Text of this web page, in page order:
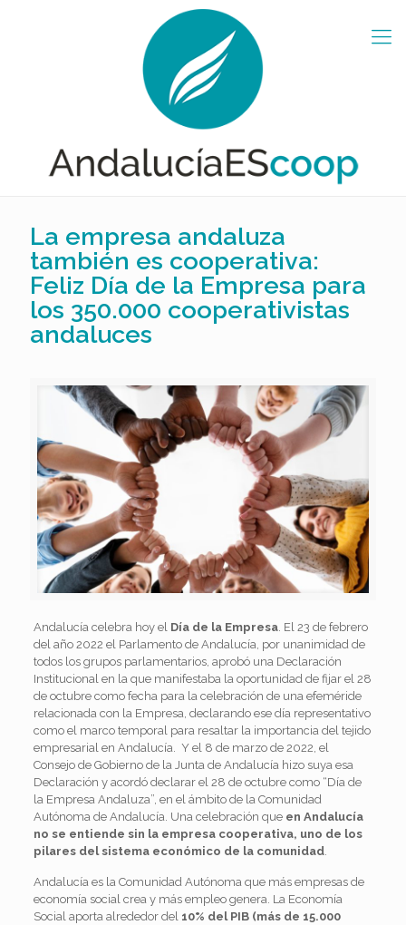
La empresa andaluza
también es cooperativa:
Feliz Día de la Empresa para
los 350.000 cooperativistas
andaluces
Andalucía celebra hoy el Día de la Empresa. El 23 de febrero
del año 2022 el Parlamento de Andalucía, por unanimidad de
todos los grupos parlamentarios, aprobó una Declaración
Institucional en la que manifestaba la oportunidad de fijar el 28
de octubre como fecha para la celebración de una efeméride
relacionada con la Empresa, declarando ese día representativo
como el marco temporal para resaltar la importancia del tejido
empresarial en Andalucía. Y el 8 de marzo de 2022, el
Consejo de Gobierno de la Junta de Andalucía hizo suya esa
Declaración y acordó declarar el 28 de octubre como “Día de
la Empresa Andaluza”, en el ámbito de la Comunidad
Autónoma de Andalucía. Una celebración que en Andalucía
no se entiende sin la empresa cooperativa, uno de los
pilares del sistema económico de la comunidad.
Andalucía es la Comunidad Autónoma que más empresas de
economía social crea y más empleo genera. La Economía
Social aporta alrededor del 10% del PIB (más de 15.000